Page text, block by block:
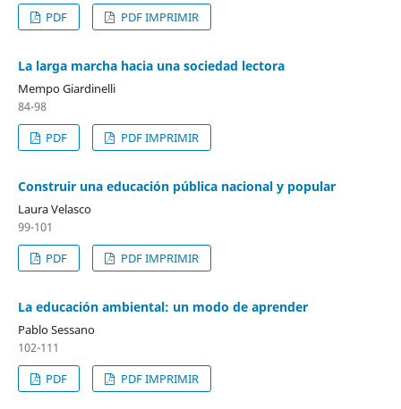
PDF PDF IMPRIMIR
La larga marcha hacia una sociedad lectora
Mempo Giardinelli
84-98
PDF
PDF IMPRIMIR
Construir una educación pública nacional y popular
Laura Velasco
99-101
PDF
PDF IMPRIMIR
La educación ambiental: un modo de aprender
Pablo Sessano
102-111
PDF
PDF IMPRIMIR